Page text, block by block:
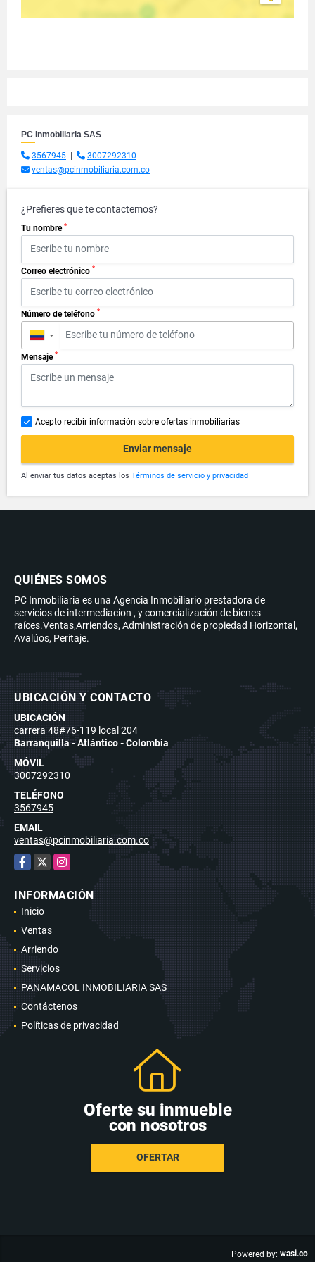
PC Inmobiliaria SAS
3567945
3007292310
ventas@pcinmobiliaria.com.co
¿Prefieres que te contactemos?
Tu nombre *
Correo electrónico *
Número de teléfono *
▼
Mensaje *
Acepto recibir información sobre ofertas inmobiliarias
Enviar mensaje
Al enviar tus datos aceptas los Términos de servicio y privacidad
QUIÉNES SOMOS
PC Inmobiliaria es una Agencia Inmobiliario prestadora de
servicios de intermediacion , y comercialización de bienes
raíces.Ventas,Arriendos, Administración de propiedad Horizontal,
Avalúos, Peritaje.
UBICACIÓN Y CONTACTO
UBICACIÓN
carrera 48#76-119 local 204
Barranquilla - Atlántico - Colombia
MÓVIL
3007292310
TELÉFONO
3567945
EMAIL
ventas@pcinmobiliaria.com.co
Facebook
X Instagram
INFORMACIÓN
Inicio
Ventas
Arriendo
Servicios
PANAMACOL INMOBILIARIA SAS
Contáctenos
Políticas de privacidad
Oferte su inmueble
con nosotros
OFERTAR
Powered by: wasi.co